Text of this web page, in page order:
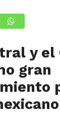
y el
gran